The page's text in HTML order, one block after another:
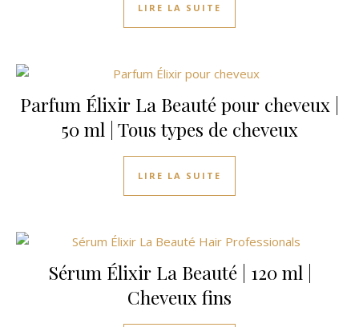
LIRE LA SUITE
Parfum Élixir La Beauté pour cheveux |
50 ml | Tous types de cheveux
LIRE LA SUITE
Sérum Élixir La Beauté | 120 ml |
Cheveux fins